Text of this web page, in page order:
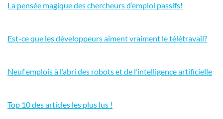
La pensée magique des chercheurs d’emploi passifs!
Est-ce que les développeurs aiment vraiment le télétravail?
Neuf emplois à l’abri des robots et de l’intelligence artificielle
Top 10 des articles les plus lus !